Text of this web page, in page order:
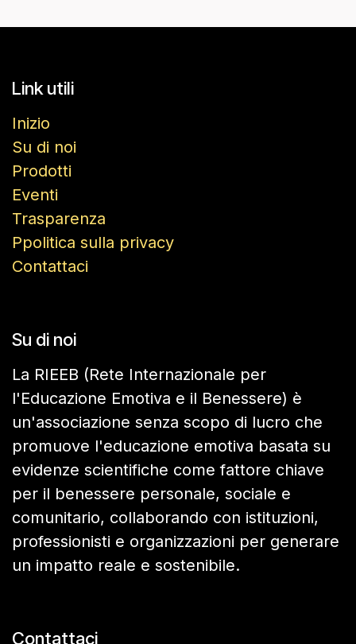
Link utili
Inizio
Su di noi
Prodotti
Eventi
Trasparenza
Ppolitica sulla privacy
Contattaci
Su di noi
La RIEEB (Rete Internazionale per
l'Educazione Emotiva e il Benessere) è
un'associazione senza scopo di lucro che
promuove l'educazione emotiva basata su
evidenze scientifiche come fattore chiave
per il benessere personale, sociale e
comunitario, collaborando con istituzioni,
professionisti e organizzazioni per generare
un impatto reale e sostenibile.
Contattaci